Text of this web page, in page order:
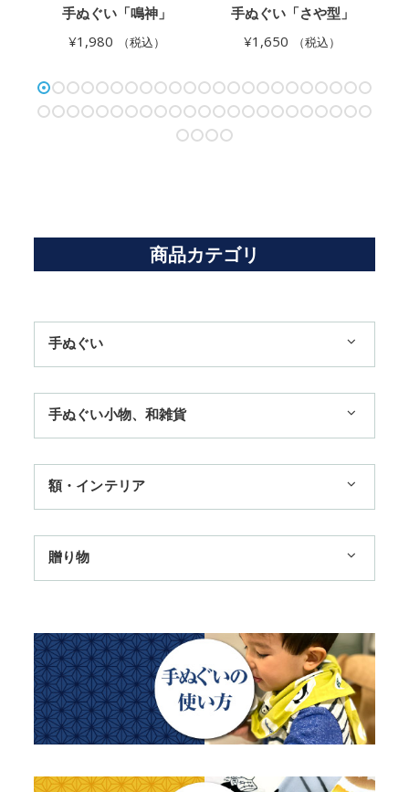
手ぬぐい「鳴神」
¥1,980 （税込）
手ぬぐい「さや型」
¥1,650 （税込）
商品カテゴリ
手ぬぐい
3,300円まで
11,000円まで
季節のおすすめ
浮世絵・名画名作・古典
干支・富士・招福・縁起物
手ぬぐい小物、和雑貨
扇子
トートバッグ
チーフ・風呂敷
ステーショナリー
額・インテリア
TokyoTokyo選定商品
タペストリー・掛軸・パネル額
のれん
贈り物
母の日ギフト
父の日ギフト